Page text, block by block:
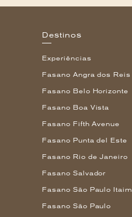
Destinos
Experiências
Fasano Angra dos Reis
Fasano Belo Horizonte
Fasano Boa Vista
Fasano Fifth Avenue
Fasano Punta del Este
Fasano Rio de Janeiro
Fasano Salvador
Fasano São Paulo Itaim
Fasano São Paulo